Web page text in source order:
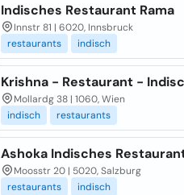
Indisches Restaurant Rama
Innstr 81 | 6020, Innsbruck
restaurants
indisch
Krishna - Restaurant -
Mollardg 38 | 1060, Wien
indisch
restaurants
Ashoka Indisches
Moosstr 20 | 5020, Salzburg
restaurants
indisch